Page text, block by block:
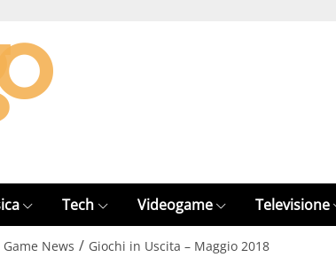
Tech Videogame Televisione
Game News / Giochi in Uscita – Maggio 2018